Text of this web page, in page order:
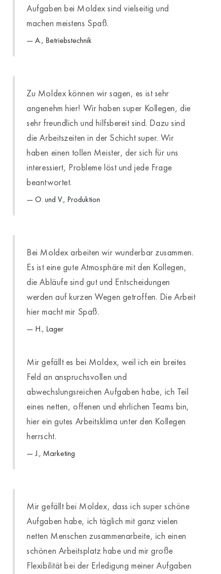
Aufgaben bei Moldex sind vielseitig und
machen meistens Spaß.
A., Betriebstechnik
Zu Moldex können wir sagen, es ist sehr
angenehm hier! Wir haben super Kollegen, die
sehr freundlich und hilfsbereit sind. Dazu sind
die Arbeitszeiten in der Schicht super. Wir
haben einen tollen Meister, der sich für uns
interessiert, Probleme löst und jede Frage
beantwortet.
O. und V., Produktion
Bei Moldex arbeiten wir wunderbar zusammen.
Es ist eine gute Atmosphäre mit den Kollegen,
die Abläufe sind gut und Entscheidungen
werden auf kurzen Wegen getroffen. Die Arbeit
hier macht mir Spaß.
H., Lager
Mir gefällt es bei Moldex, weil ich ein breites
Feld an anspruchsvollen und
abwechslungsreichen Aufgaben habe, ich Teil
eines netten, offenen und ehrlichen Teams bin,
hier ein gutes Arbeitsklima unter den Kollegen
herrscht.
J., Marketing
Mir gefällt bei Moldex, dass ich super schöne
Aufgaben habe, ich täglich mit ganz vielen
netten Menschen zusammenarbeite, ich einen
schönen Arbeitsplatz habe und mir große
Flexibilität bei der Erledigung meiner Aufgaben